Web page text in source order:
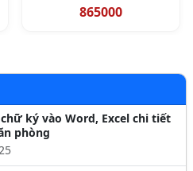
865000
ký vào Word, Excel chi tiết
phòng